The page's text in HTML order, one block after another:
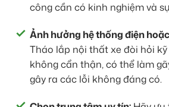
công cần có kinh nghiệm và
Ảnh hưởng hệ thống điện
Tháo lắp nội thất xe đòi hỏi
không cẩn thận, có thể làm
gây ra các lỗi không đáng có.